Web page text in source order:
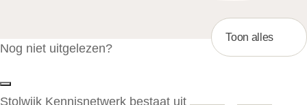
Nog niet uitgelezen?
Toon alles
Stolwijk Kennisnetwerk bestaat uit